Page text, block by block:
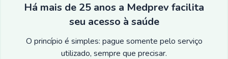
Há mais de 25 anos a Medprev facilita
seu acesso à saúde
O princípio é simples: pague somente pelo serviço
utilizado, sempre que precisar.